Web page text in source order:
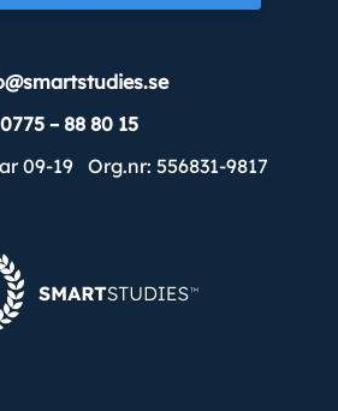
0775 – 88 80 15
09-19 Org.nr: 556831-9817